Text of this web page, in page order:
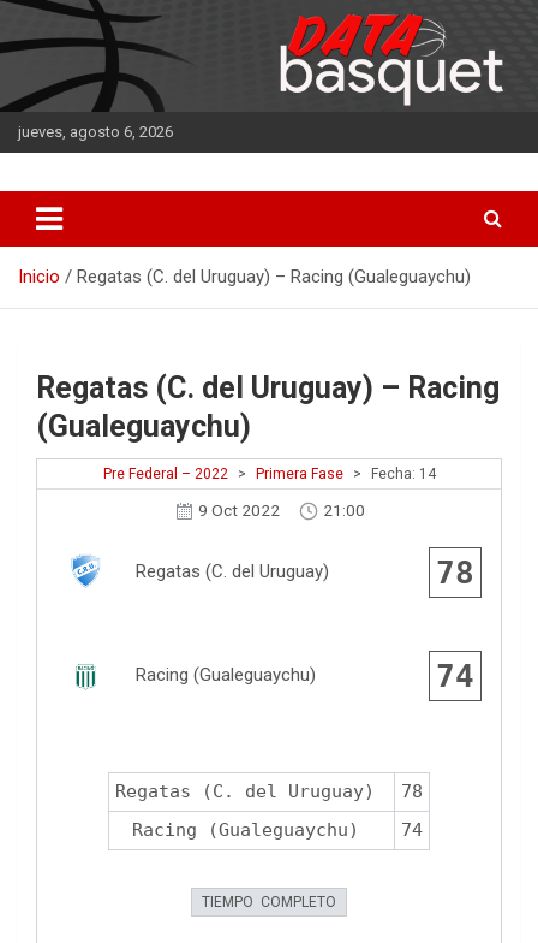
Saltar
al
contenido
jueves, agosto 6, 2026
DATA Basquet
Inicio Regatas (C. del Uruguay) – Racing (Gualeguaychu)
Regatas (C. del Uruguay) – Racing
(Gualeguaychu)
Pre Federal – 2022 > Primera Fase > Fecha: 14
9 Oct 2022 21:00
Regatas (C. del Uruguay) 78
Racing (Gualeguaychu) 74
Regatas (C. del Uruguay)
78
Racing (Gualeguaychu)
74
TIEMPO COMPLETO